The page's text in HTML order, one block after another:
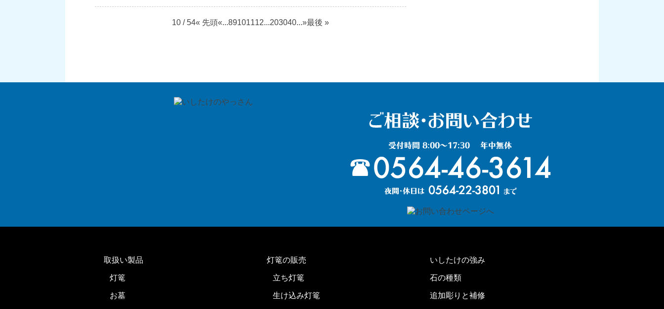
10 / 54« 先頭«...89101112...203040...»最後 »
取扱い製品
灯篭
お墓
灯篭の販売
立ち灯篭
生け込み灯篭
いしたけの強み
石の種類
追加彫りと補修